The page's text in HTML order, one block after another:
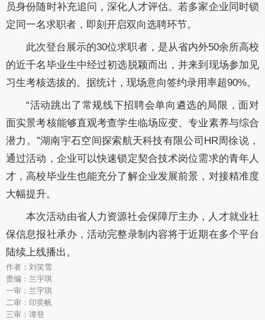
员身份随时补充追问，深化人才评估。若多家企业同时锁
定同一名求职者，即刻开启双向选聘环节。
此次登台展示的30位求职者，是从省内外50余所高校
的近千名毕业生中经过初选脱颖而出，并来到现场参加见
习生考核选拔的。据统计，现场意向签约录用率超90%。
“活动跳出了常规线下招聘会单向遴选的局限，面对
面实景考核能够直观考查学生临场应变、专业素养与综合
潜力。”湖南宇石空间探索航天科技有限公司HR周徐说，
通过活动，企业可以快速锁定契合技术岗位需求的青年人
才，高校毕业生也能充分了解企业发展前景，对接精准度
大幅提升。
本次活动由省人力资源社会保障厅主办，人才就业社
保信息报社承办，活动完整录制内容将于近期在多个平台
陆续上线播出。
作者：刘笑雪
责编：兰宇琪
一审：兰宇琪
二审：印奕帆
三审：谭登